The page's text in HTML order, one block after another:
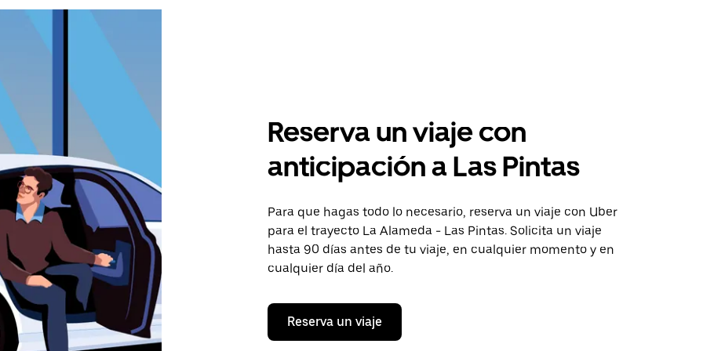
Reserva un viaje con
anticipación a Las Pintas
Para que hagas todo lo necesario, reserva un viaje con Uber
para el trayecto La Alameda - Las Pintas. Solicita un viaje
hasta 90 días antes de tu viaje, en cualquier momento y en
cualquier día del año.
Reserva un viaje